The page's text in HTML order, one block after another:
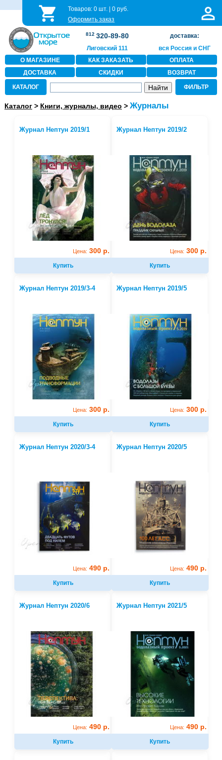
Товаров:0 шт. |0 руб.
Оформить заказ
812 320-89-80
Лиговский 111
доставка:
вся Россия и СНГ
О МАГАЗИНЕ
КАК ЗАКАЗАТЬ
ОПЛАТА
ДОСТАВКА
СКИДКИ ВОЗВРАТ
КАТАЛОГ ФИЛЬТР
Каталог> Книги, журналы, видео > Журналы
Журнал Нептун 2019/1
Цена: 300 р.
Купить
Журнал Нептун 2019/2
Цена: 300 р.
Купить
Журнал Нептун 2019/3-4
Цена: 300 р.
Купить
Журнал Нептун 2019/5
Цена: 300 р.
Купить
Журнал Нептун 2020/3-4
Цена: 490 р.
Купить
Журнал Нептун 2020/5
Цена: 490 р.
Купить
Журнал Нептун 2020/6
Цена: 490 р.
Купить
Журнал Нептун 2021/5
Цена: 490 р.
Купить